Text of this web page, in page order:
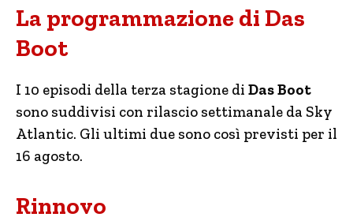
La programmazione di Das
Boot
I 10 episodi della terza stagione di Das Boot
sono suddivisi con rilascio settimanale da Sky
Atlantic. Gli ultimi due sono così previsti per il
16 agosto.
Rinnovo